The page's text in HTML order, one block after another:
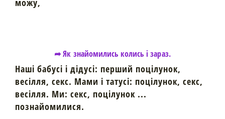
можу,
➦ Як знайомились колись і зараз.
Наші бабусі і дідусі: перший поцілунок,
весілля, секс. Мами і татусі: поцілунок, секс,
весілля. Ми: секс, поцілунок ...
познайомилися.